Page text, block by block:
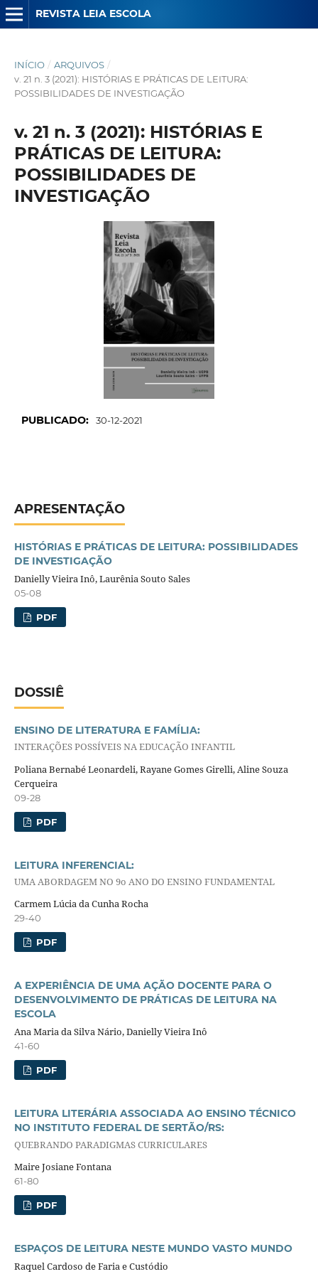
REVISTA LEIA ESCOLA
INÍCIO / ARQUIVOS /
v. 21 n. 3 (2021): HISTÓRIAS E PRÁTICAS DE LEITURA:
POSSIBILIDADES DE INVESTIGAÇÃO
v. 21 n. 3 (2021): HISTÓRIAS E
PRÁTICAS DE LEITURA:
POSSIBILIDADES DE
INVESTIGAÇÃO
PUBLICADO: 30-12-2021
APRESENTAÇÃO
HISTÓRIAS E PRÁTICAS DE LEITURA: POSSIBILIDADES
DE INVESTIGAÇÃO
Danielly Vieira Inô, Laurênia Souto Sales
05-08
PDF
DOSSIÊ
ENSINO DE LITERATURA E FAMÍLIA:
INTERAÇÕES POSSÍVEIS NA EDUCAÇÃO INFANTIL
Poliana Bernabé Leonardeli, Rayane Gomes Girelli, Aline Souza
Cerqueira
09-28
PDF
LEITURA INFERENCIAL:
UMA ABORDAGEM NO 9o ANO DO ENSINO FUNDAMENTAL
Carmem Lúcia da Cunha Rocha
29-40
PDF
A EXPERIÊNCIA DE UMA AÇÃO DOCENTE PARA O
DESENVOLVIMENTO DE PRÁTICAS DE LEITURA NA
ESCOLA
Ana Maria da Silva Nário, Danielly Vieira Inô
41-60
PDF
LEITURA LITERÁRIA ASSOCIADA AO ENSINO TÉCNICO
NO INSTITUTO FEDERAL DE SERTÃO/RS:
QUEBRANDO PARADIGMAS CURRICULARES
Maire Josiane Fontana
61-80
PDF
ESPAÇOS DE LEITURA NESTE MUNDO VASTO MUNDO
Raquel Cardoso de Faria e Custódio